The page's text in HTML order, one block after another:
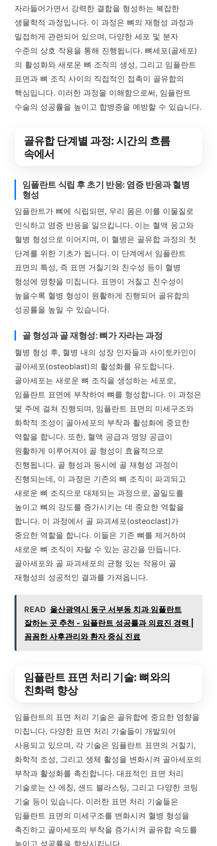
자라들어가면서 강력한 결합을 형성하는 복잡한
생물학적 과정입니다. 이 과정은 뼈의 재형성 과정과
밀접하게 관련되어 있으며, 다양한 세포 및 분자
수준의 상호 작용을 통해 진행됩니다. 뼈세포(골세포)
의 활성화와 새로운 뼈 조직의 생성, 그리고 임플란트
표면과 뼈 조직 사이의 직접적인 접촉이 골유합의
핵심입니다. 이러한 과정을 이해함으로써, 임플란트
수술의 성공률을 높이고 합병증을 예방할 수 있습니다.
골유합 단계별 과정: 시간의 흐름
속에서
임플란트 식립 후 초기 반응: 염증 반응과 혈병
형성
임플란트가 뼈에 식립되면, 우리 몸은 이를 이물질로
인식하고 염증 반응을 일으킵니다. 이는 혈액 응고와
혈병 형성으로 이어지며, 이 혈병은 골유합 과정의 첫
단계를 위한 기초가 됩니다. 이 단계에서 임플란트
표면의 특성, 즉 표면 거칠기와 친수성 등이 혈병
형성에 영향을 미칩니다. 표면이 거칠고 친수성이
높을수록 혈병 형성이 원활하게 진행되어 골유합의
성공률을 높일 수 있습니다.
골 형성과 골 재형성: 뼈가 자라는 과정
혈병 형성 후, 혈병 내의 성장 인자들과 사이토카인이
골아세포(osteoblast)의 활성화를 유도합니다.
골아세포는 새로운 뼈 조직을 생성하는 세포로,
임플란트 표면에 부착하여 뼈를 형성합니다. 이 과정은
몇 주에 걸쳐 진행되며, 임플란트 표면의 미세구조와
화학적 조성이 골아세포의 부착과 활성화에 중요한
역할을 합니다. 또한, 혈액 공급과 영양 공급이
원활하게 이루어져야 골 형성이 효율적으로
진행됩니다. 골 형성과 동시에 골 재형성 과정이
진행되는데, 이 과정은 기존의 뼈 조직이 파괴되고
새로운 뼈 조직으로 대체되는 과정으로, 골밀도를
높이고 뼈의 강도를 증가시키는 데 중요한 역할을
합니다. 이 과정에서 골 파괴세포(osteoclast)가
중요한 역할을 합니다. 이들은 기존 뼈를 제거하여
새로운 뼈 조직이 자랄 수 있는 공간을 만듭니다.
골아세포와 골 파괴세포의 균형 있는 작용이 골
재형성의 성공적인 결과를 가져옵니다.
READ 울산광역시 동구 서부동 치과 임플란트
잘하는 곳 추천 - 임플란트 성공률과 의료진 경력 |
꼼꼼한 사후관리와 환자 중심 진료
임플란트 표면 처리 기술: 뼈와의
친화력 향상
임플란트의 표면 처리 기술은 골유합에 중요한 영향을
미칩니다. 다양한 표면 처리 기술들이 개발되어
사용되고 있으며, 각 기술은 임플란트 표면의 거칠기,
화학적 조성, 그리고 생체 활성을 변화시켜 골아세포의
부착과 활성화를 촉진합니다. 대표적인 표면 처리
기술로는 산 에칭, 샌드 블라스팅, 그리고 다양한 코팅
기술 등이 있습니다. 이러한 표면 처리 기술들은
임플란트 표면의 미세구조를 변화시켜 혈병 형성을
촉진하고 골아세포의 부착을 증가시켜 골유합 속도를
높이고 성공률을 향상시킵니다.